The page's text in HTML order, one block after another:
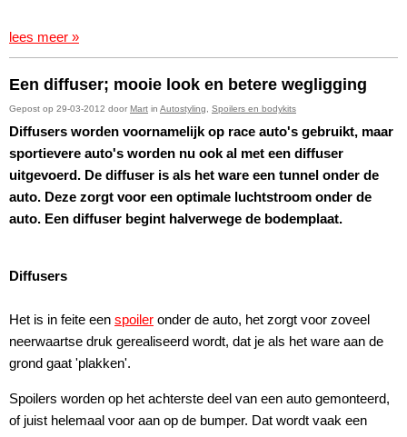
lees meer »
Een diffuser; mooie look en betere wegligging
Gepost op 29-03-2012 door Mart in Autostyling Spoilers en bodykits
Diffusers worden voornamelijk op race auto's gebruikt, maar
sportievere auto's worden nu ook al met een diffuser
uitgevoerd. De diffuser is als het ware een tunnel onder de
auto. Deze zorgt voor een optimale luchtstroom onder de
auto. Een diffuser begint halverwege de bodemplaat.
Diffusers
Het is in feite een spoiler onder de auto, het zorgt voor zoveel
neerwaartse druk gerealiseerd wordt, dat je als het ware aan de
grond gaat 'plakken'.
Spoilers worden op het achterste deel van een auto gemonteerd,
of juist helemaal voor aan op de bumper. Dat wordt vaak een